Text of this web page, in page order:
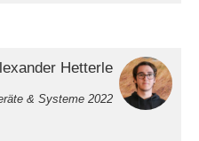
Hetterle
& Systeme 2022